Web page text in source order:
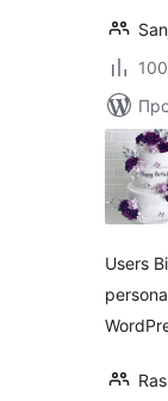
Users